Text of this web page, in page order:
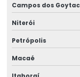
Empresa de ponte
Empresa de talha
Empresas de
Empresas de
Campos dos
Niterói
Petrópolis
Macaé